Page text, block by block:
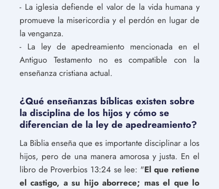
- La iglesia defiende el valor de la vida humana y
promueve la misericordia y el perdón en lugar de
la venganza.
- La ley de apedreamiento mencionada en el
Antiguo Testamento no es compatible con la
enseñanza cristiana actual.
¿Qué enseñanzas bíblicas existen sobre
la disciplina de los hijos y cómo se
diferencian de la ley de apedreamiento?
La Biblia enseña que es importante disciplinar a los
hijos, pero de una manera amorosa y justa. En el
libro de Proverbios 13:24 se lee: "El que retiene
el castigo, a su hijo aborrece; mas el que lo